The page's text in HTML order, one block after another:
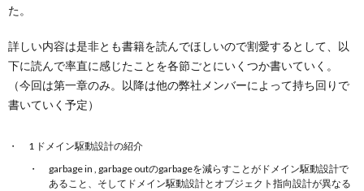
た。
詳しい内容は是非とも書籍を読んでほしいので割愛するとして、以
下に読んで率直に感じたことを各節ごとにいくつか書いていく。
（今回は第一章のみ。以降は他の弊社メンバーによって持ち回りで
書いていく予定）
1 ドメイン駆動設計の紹介
garbage in , garbage outのgarbageを減らすことがドメイン駆動設計で
あること、そしてドメイン駆動設計とオブジェクト指向設計が異なる